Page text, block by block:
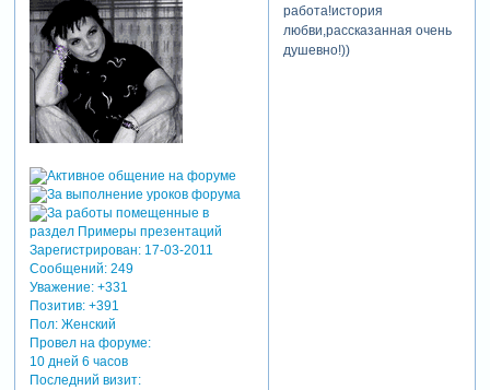
Зарегистрирован: 17-03-2011
Сообщений:249
Уважение: +331
Позитив: +391
Пол:Женский
Провел на форуме:
10 дней 6 часов
Последний визит:
работа!история
любви,рассказанная очень
душевно!))